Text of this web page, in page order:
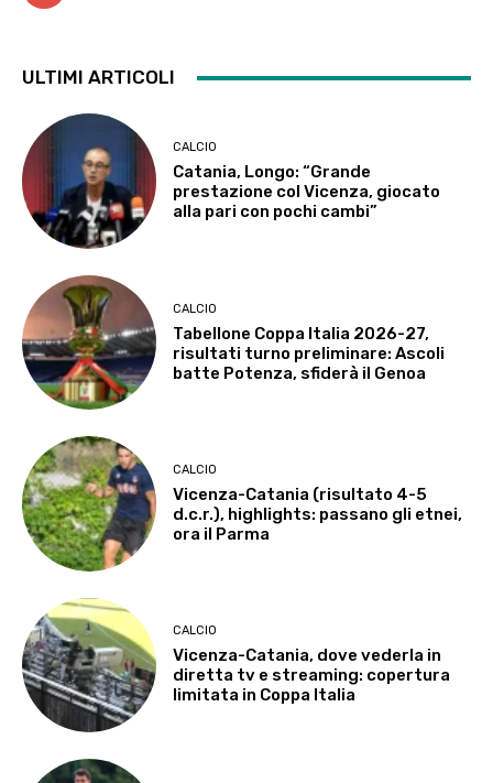
ULTIMI ARTICOLI
CALCIO
Catania, Longo: “Grande
prestazione col Vicenza, giocato
alla pari con pochi cambi”
CALCIO
Tabellone Coppa Italia 2026-27,
risultati turno preliminare: Ascoli
batte Potenza, sfiderà il Genoa
CALCIO
Vicenza-Catania (risultato 4-5
d.c.r.), highlights: passano gli etnei,
ora il Parma
CALCIO
Vicenza-Catania, dove vederla in
diretta tv e streaming: copertura
limitata in Coppa Italia